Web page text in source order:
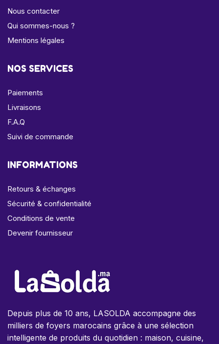
Nous contacter
Qui sommes-nous ?
Mentions légales
NOS SERVICES
Paiements
Livraisons
F.A.Q
Suivi de commande
INFORMATIONS
Retours & échanges
Sécurité & confidentialité
Conditions de vente
Devenir fournisseur
Depuis plus de 10 ans, LASOLDA accompagne des
milliers de foyers marocains grâce à une sélection
intelligente de produits du quotidien : maison, cuisine,